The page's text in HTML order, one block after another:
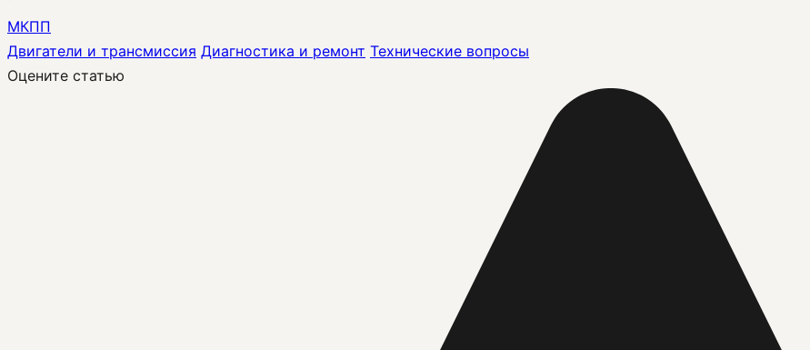
МКПП
Двигатели и трансмиссия Диагностика и ремонт Технические вопросы
Оцените статью